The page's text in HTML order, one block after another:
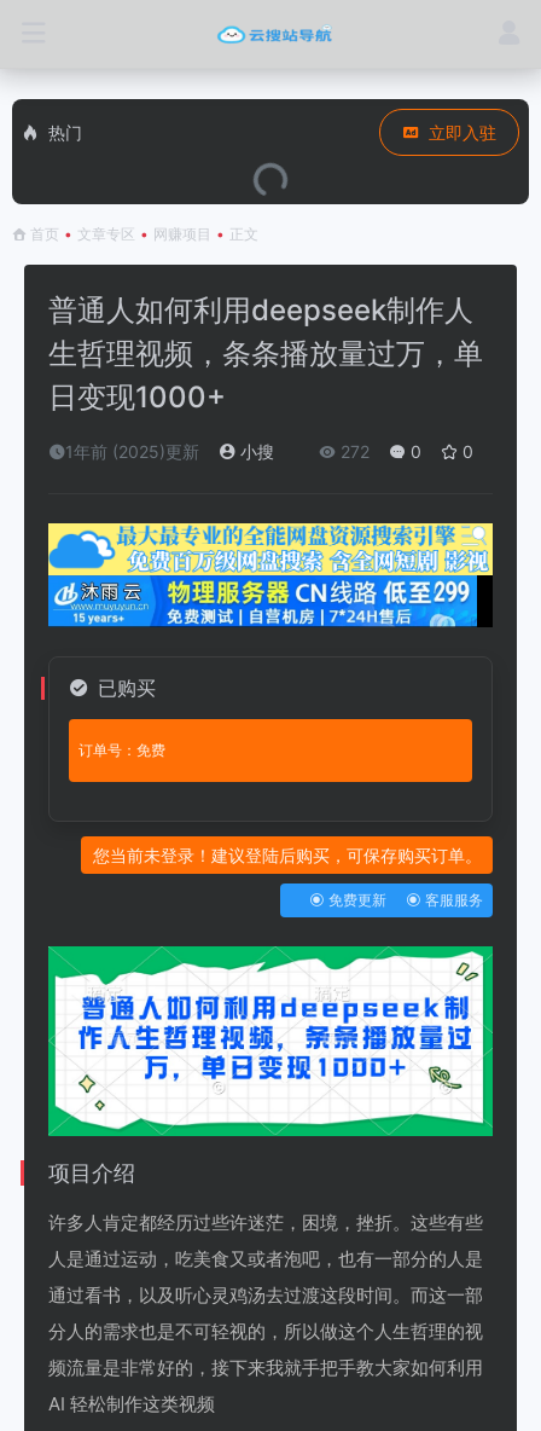
热门 立即入驻
首页 • 文章专区 • 网赚项目 • 正文
普通人如何利用deepseek制作人
生哲理视频，条条播放量过万，单
日变现1000+
1年前 (2025)更新 小搜 272 0 0
已购买
订单号：免费
您当前未登录！建议登陆后购买，可保存购买订单。
免费更新 客服服务
项目介绍
许多人肯定都经历过些许迷茫，困境，挫折。这些有些
人是通过运动，吃美食又或者泡吧，也有一部分的人是
通过看书，以及听心灵鸡汤去过渡这段时间。而这一部
分人的需求也是不可轻视的，所以做这个人生哲理的视
频流量是非常好的，接下来我就手把手教大家如何利用
AI 轻松制作这类视频